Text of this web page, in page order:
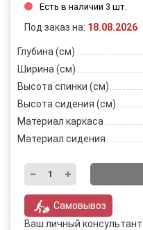
Есть в наличии 3 шт.
Под заказ на: 18.08.2026
Глубина (см)
Ширина (см)
Высота спинки (см)
Высота сидения (см)
Материал каркаса
Материал сидения
Самовывоз
Ваш личный консультант |